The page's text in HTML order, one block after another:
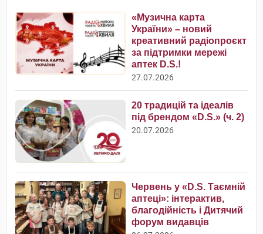
«Музична карта
України» – новий
креативний радіопроєкт
за підтримки мережі
аптек D.S.!
27.07.2026
20 традицій та ідеалів
під брендом «D.S.» (ч. 2)
20.07.2026
Червень у «D.S. Таємній
аптеці»: інтерактив,
благодійність і Дитячий
форум видавців